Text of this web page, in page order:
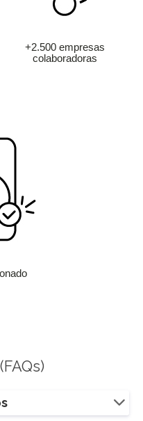
+2.500 empresas
colaboradoras